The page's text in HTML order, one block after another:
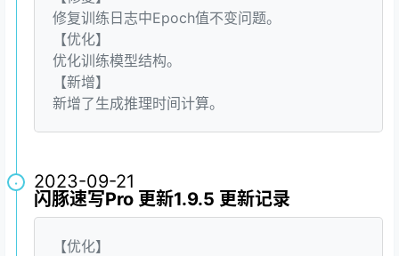
修复训练日志中Epoch值不变问题。
【优化】
优化训练模型结构。
【新增】
新增了生成推理时间计算。
2023-09-21
·
闪豚速写Pro 更新1.9.5 更新记录
【优化】